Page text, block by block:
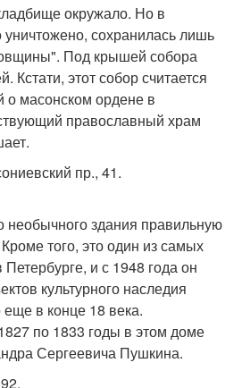
окружало. Но в
сохранилась лишь
Под крышей собора
Кстати, этот собор считается
масонском ордене в
православный храм
пр., 41.
необычного здания правильную
того, это один из самых
и с 1948 года он
культурного наследия
в конце 18 века.
по 1833 годы в этом доме
Сергеевича Пушкина.